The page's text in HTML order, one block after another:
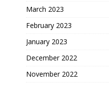
March 2023
February 2023
January 2023
December 2022
November 2022